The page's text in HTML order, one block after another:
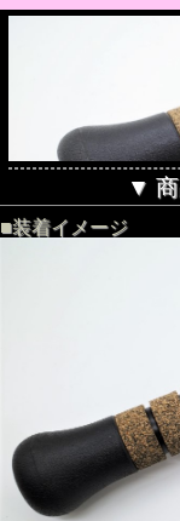
ライフハンドルシ
ノーマル
写真下
ディテール
内径13mm
長さ約12.5cm
▼
■装着イメージ